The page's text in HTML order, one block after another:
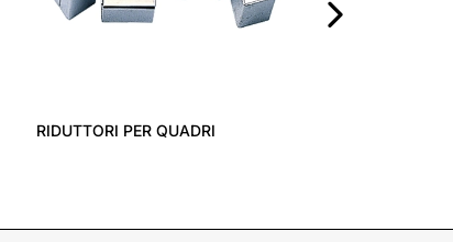
RIDUTTORI PER QUADRI